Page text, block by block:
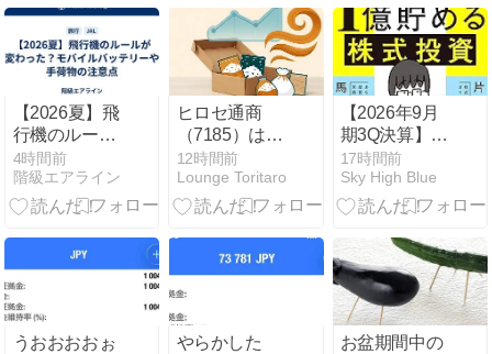
【2026夏】飛
行機のルール
が変わった？
モバイルバッ
テリーや手荷
4時間前
階級エアライン
ヒロセ通商
（7185）はな
ぜ、中期経営
計画も業績予
想も出さない
構造で読む、
年に12回 実績
を出す会社
【日本株シリ
ーズ第7回】
12時間前
Lounge Toritaro
【2026年9月
期3Q決算】サ
イバーエージ
ェントは増収
増益 通期上方
発表
17時間前
Sky High Blue
うおおおおぉ
やらかした
お盆期間中の